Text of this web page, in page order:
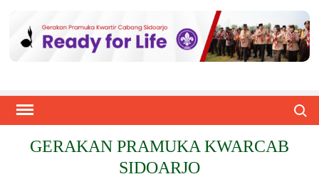
content
GERAKAN PRAMUKA KWARCAB
SIDOARJO